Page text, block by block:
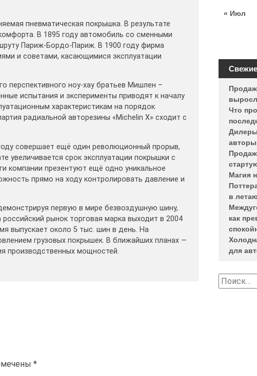
пневматическая покрышка. В результате
В 1895 году автомобиль со сменными
Париж-Бордо-Париж. В 1900 году фирма
и советами, касающимися эксплуатации
перспективного ноу-хау братьев Мишлен –
испытания и эксперименты приводят к началу
характеристикам на порядок
радиальной авторезины «Michelin X» сходит с
совершает ещё один революционный прорыв,
увеличивается срок эксплуатации покрышки с
компании презентуют ещё одно уникальное
прямо на ходу контролировать давление и
первую в мире безвоздушную шину,
рынок торговая марка выходит в 2004
выпускает около 5 тыс. шин в день. На
грузовых покрышек. В ближайших планах —
производственных мощностей.
*
« Июл
Что
Магия
в
как
для
Найти: